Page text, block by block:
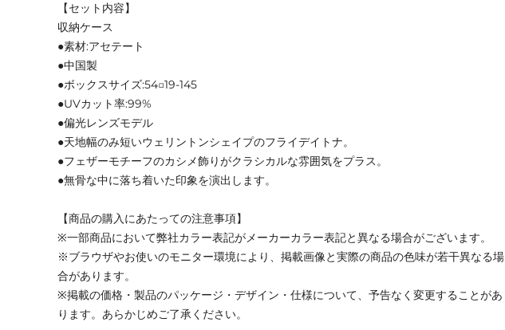
【セット内容】
収納ケース
●素材:アセテート
●中国製
●ボックスサイズ:54□19-145
●UVカット率:99%
●偏光レンズモデル
●天地幅のみ短いウェリントンシェイプのフライデイトナ。
●フェザーモチーフのカシメ飾りがクラシカルな雰囲気をプラス。
●無骨な中に落ち着いた印象を演出します。
【商品の購入にあたっての注意事項】
※一部商品において弊社カラー表記がメーカーカラー表記と異なる場合がございます。
※ブラウザやお使いのモニター環境により、掲載画像と実際の商品の色味が若干異なる場
合があります。
※掲載の価格・製品のパッケージ・デザイン・仕様について、予告なく変更することがあ
ります。あらかじめご了承ください。